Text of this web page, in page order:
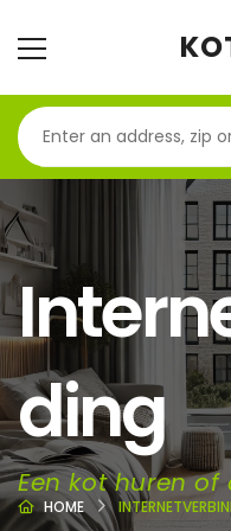
ding
Een kot huren of
HOME